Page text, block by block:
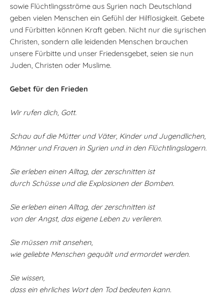
sowie Flüchtlingsströme aus Syrien nach Deutschland
geben vielen Menschen ein Gefühl der Hilflosigkeit. Gebete
und Fürbitten können Kraft geben. Nicht nur die syrischen
Christen, sondern alle leidenden Menschen brauchen
unsere Fürbitte und unser Friedensgebet, seien sie nun
Juden, Christen oder Muslime.
Gebet für den Frieden
Wir rufen dich, Gott.
Schau auf die Mütter und Väter, Kinder und Jugendlichen,
Männer und Frauen in Syrien und in den Flüchtlingslagern.
Sie erleben einen Alltag, der zerschnitten ist
durch Schüsse und die Explosionen der Bomben.
Sie erleben einen Alltag, der zerschnitten ist
von der Angst, das eigene Leben zu verlieren.
Sie müssen mit ansehen,
wie geliebte Menschen gequält und ermordet werden.
Sie wissen,
dass ein ehrliches Wort den Tod bedeuten kann.